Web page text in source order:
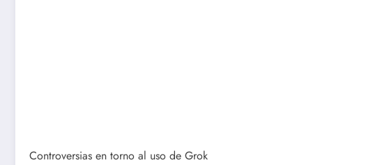
Controversias en torno al uso de Grok